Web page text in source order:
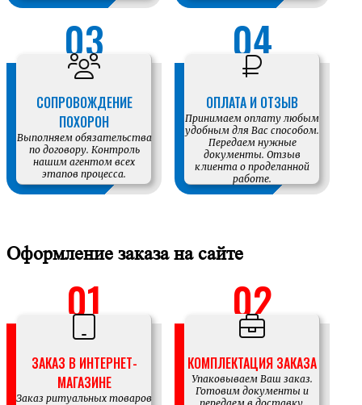
СОПРОВОЖДЕНИЕ
ПОХОРОН
Выполняем обязательства
по договору. Контроль
нашим агентом всех
этапов процесса.
ОПЛАТА И ОТЗЫВ
Принимаем оплату любым
удобным для Вас способом.
Передаем нужные
документы. Отзыв
клиента о проделанной
работе.
Оформление заказа на сайте
ЗАКАЗ В ИНТЕРНЕТ-
МАГАЗИНЕ
Заказ ритуальных товаров
КОМПЛЕКТАЦИЯ ЗАКАЗА
Упаковываем Ваш заказ.
Готовим документы и